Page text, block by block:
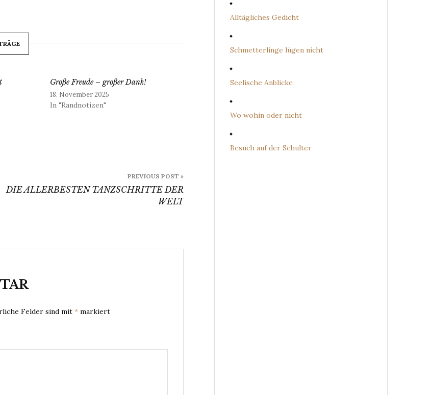
Große Freude – großer Dank!
18. November 2025
In "Randnotizen"
PREVIOUS POST »
DIE ALLERBESTEN TANZSCHRITTE DER
WELT
Felder sind mit * markiert
Alltägliches Gedicht
Schmetterlinge lügen nicht
Seelische Anblicke
Wo wohin oder nicht
Besuch auf der Schulter